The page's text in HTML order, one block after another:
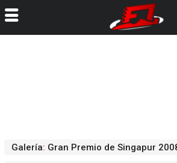
Galería: Gran Premio de Singapur